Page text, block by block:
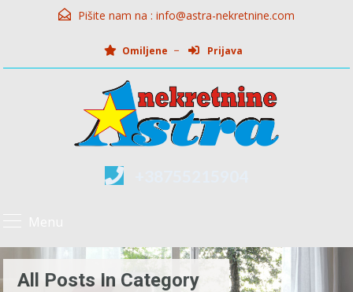
Pišite nam na : info@astra-nekretnine.com
Omiljene Prijava
All Posts In Category